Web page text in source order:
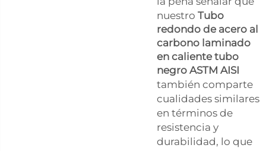
nuestro Tubo
redondo de acero al
carbono laminado
en caliente tubo
negro ASTM AISI
también comparte
cualidades similares
en términos de
resistencia y
durabilidad, lo que